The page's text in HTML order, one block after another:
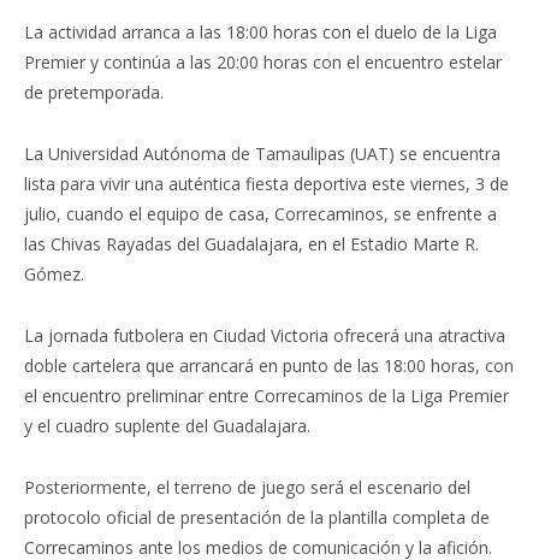
La actividad arranca a las 18:00 horas con el duelo de la Liga
Premier y continúa a las 20:00 horas con el encuentro estelar
de pretemporada.
La Universidad Autónoma de Tamaulipas (UAT) se encuentra
lista para vivir una auténtica fiesta deportiva este viernes, 3 de
julio, cuando el equipo de casa, Correcaminos, se enfrente a
las Chivas Rayadas del Guadalajara, en el Estadio Marte R.
Gómez.
La jornada futbolera en Ciudad Victoria ofrecerá una atractiva
doble cartelera que arrancará en punto de las 18:00 horas, con
el encuentro preliminar entre Correcaminos de la Liga Premier
y el cuadro suplente del Guadalajara.
Posteriormente, el terreno de juego será el escenario del
protocolo oficial de presentación de la plantilla completa de
Correcaminos ante los medios de comunicación y la afición.